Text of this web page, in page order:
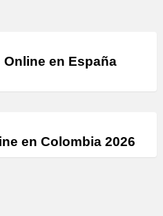
en España
en Colombia 2026